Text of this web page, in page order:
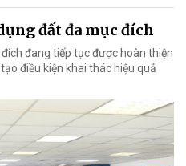
đất đa mục đích
đang tiếp tục được hoàn thiện
điều kiện khai thác hiệu quả